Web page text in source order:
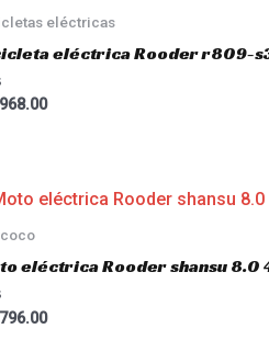
eléctricas
eléctrica Rooder r809-
eléctrica Rooder shansu